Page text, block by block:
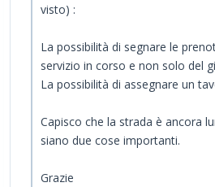
visto) :
La possibilità di segnare le
servizio in corso e non solo del
La possibilità di assegnare un
Capisco che la strada è ancora
siano due cose importanti.
Grazie